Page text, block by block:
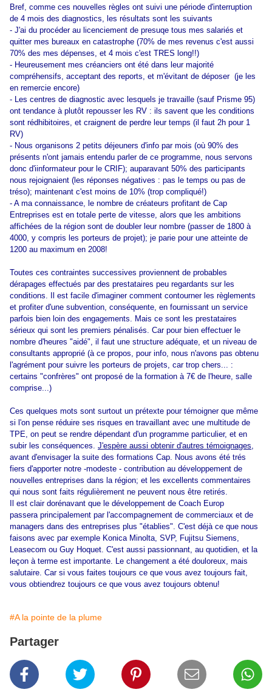
Bref, comme ces nouvelles règles ont suivi une période d'interruption
de 4 mois des diagnostics, les résultats sont les suivants
- J'ai du procéder au licenciement de presuqe tous mes salariés et
quitter mes bureaux en catastrophe (70% de mes revenus c'est aussi
70% des mes dépenses, et 4 mois c'est TRES long!!)
- Heureusement mes créanciers ont été dans leur majorité
compréhensifs, acceptant des reports, et m'évitant de déposer (je les
en remercie encore)
- Les centres de diagnostic avec lesquels je travaille (sauf Prisme 95)
ont tendance à plutôt repousser les RV : ils savent que les conditions
sont rédhibitoires, et craignent de perdre leur temps (il faut 2h pour 1
RV)
- Nous organisons 2 petits déjeuners d'info par mois (où 90% des
présents n'ont jamais entendu parler de ce programme, nous servons
donc d'iinformateur pour le CRIF); auparavant 50% des participants
nous rejoignaient (les réponses négatives : pas le temps ou pas de
tréso); maintenant c'est moins de 10% (trop compliqué!)
- A ma connaissance, le nombre de créateurs profitant de Cap
Entreprises est en totale perte de vitesse, alors que les ambitions
affichées de la région sont de doubler leur nombre (passer de 1800 à
4000, y compris les porteurs de projet); je parie pour une atteinte de
1200 au maximum en 2008!
Toutes ces contraintes successives proviennent de probables
dérapages effectués par des prestataires peu regardants sur les
conditions. Il est facile d'imaginer comment contourner les règlements
et profiter d'une subvention, conséquente, en fournissant un service
parfois bien loin des engagements. Mais ce sont les prestataires
sérieux qui sont les premiers pénalisés. Car pour bien effectuer le
nombre d'heures "aidé", il faut une structure adéquate, et un niveau de
consultants approprié (à ce propos, pour info, nous n'avons pas obtenu
l'agrément pour suivre les porteurs de projets, car trop chers... :
certains "confrères" ont proposé de la formation à 7€ de l'heure, salle
comprise...)
Ces quelques mots sont surtout un prétexte pour témoigner que même
si l'on pense réduire ses risques en travaillant avec une multitude de
TPE, on peut se rendre dépendant d'un programme particulier, et en
subir les conséquences. J'espère aussi obtenir d'autres témoignages,
avant d'envisager la suite des formations Cap. Nous avons été trés
fiers d'apporter notre -modeste - contribution au développement de
nouvelles entreprises dans la région; et les excellents commentaires
qui nous sont faits régulièrement ne peuvent nous être retirés.
Il est clair dorénavant que le développement de Coach Europ
passera principalement par l'accompagnement de commerciaux et de
managers dans des entreprises plus "établies". C'est déjà ce que nous
faisons avec par exemple Konica Minolta, SVP, Fujitsu Siemens,
Leasecom ou Guy Hoquet. C'est aussi passionnant, au quotidien, et la
leçon à terme est importante. Le changement a été douloreux, mais
salutaire. Car si vous faites toujours ce que vous avez toujours fait,
vous obtiendrez toujours ce que vous avez toujours obtenu!
#A la pointe de la plume
Partager